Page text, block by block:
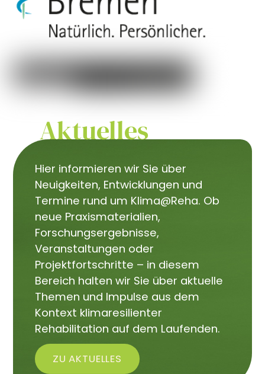
Aktuelles
Hier informieren wir Sie über
Neuigkeiten, Entwicklungen und
Termine rund um Klima@Reha. Ob
neue Praxismaterialien,
Forschungsergebnisse,
Veranstaltungen oder
Projektfortschritte – in diesem
Bereich halten wir Sie über aktuelle
Themen und Impulse aus dem
Kontext klimaresilienter
Rehabilitation auf dem Laufenden.
ZU AKTUELLES